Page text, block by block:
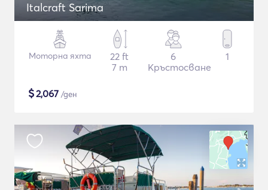
Italcraft Sarima
Моторна яхта
22 ft
7 m
6
Кръстосване
1
$2,067 /ден